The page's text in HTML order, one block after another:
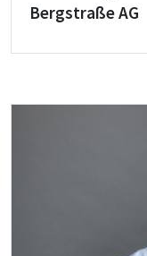
Bergstraße AG